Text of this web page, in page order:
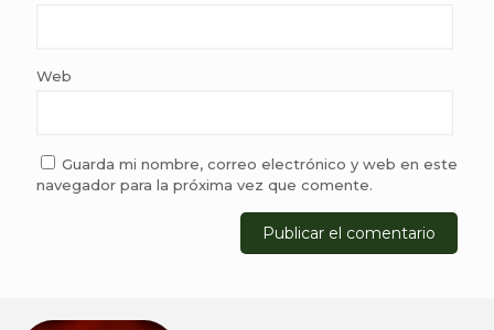
Web
Guarda mi nombre, correo electrónico y web en este
navegador para la próxima vez que comente.